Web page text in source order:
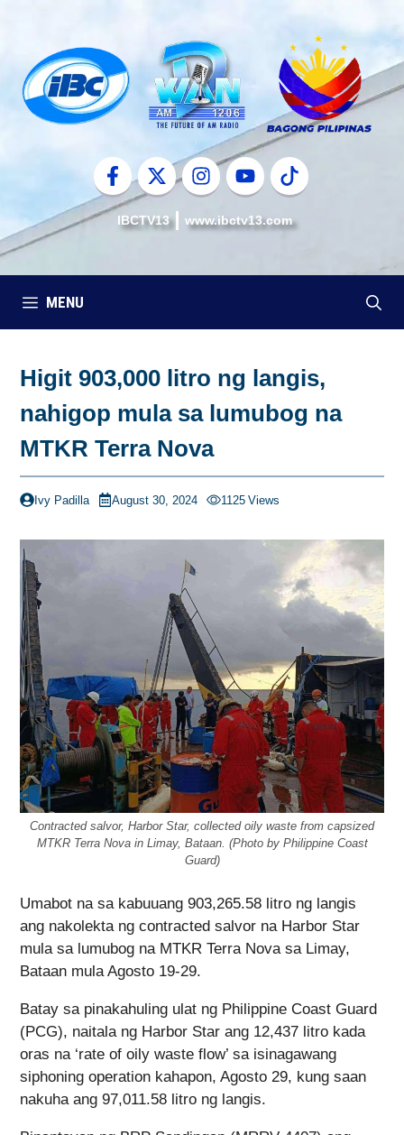
content
IBCTV13 www.ibctv13.com
MENU
Higit 903,000 litro ng langis,
nahigop mula sa lumubog na
MTKR Terra Nova
Ivy Padilla August 30, 2024 1125 Views
Contracted salvor, Harbor Star, collected oily waste from capsized
MTKR Terra Nova in Limay, Bataan. (Photo by Philippine Coast
Guard)
Umabot na sa kabuuang 903,265.58 litro ng langis
ang nakolekta ng contracted salvor na Harbor Star
mula sa lumubog na MTKR Terra Nova sa Limay,
Bataan mula Agosto 19-29.
Batay sa pinakahuling ulat ng Philippine Coast Guard
(PCG), naitala ng Harbor Star ang 12,437 litro kada
oras na ‘rate of oily waste flow’ sa isinagawang
siphoning operation kahapon, Agosto 29, kung saan
nakuha ang 97,011.58 litro ng langis.